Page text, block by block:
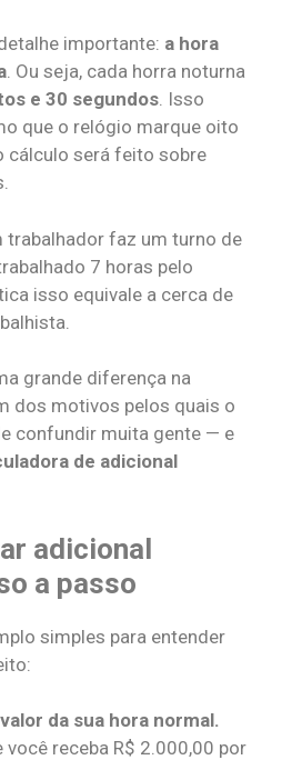
importante: a hora
. Ou seja, cada horra noturna
e 30 segundos. Isso
que o relógio marque oito
cálculo será feito sobre
trabalhador faz um turno de
7 horas pelo
isso equivale a cerca de
grande diferença na
dos motivos pelos quais o
confundir muita gente — e
de adicional
adicional
a passo
simples para entender
da sua hora normal.
você receba R$ 2.000,00 por